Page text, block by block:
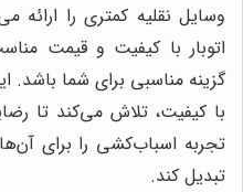
وسایل نقلیه کمتری را ارائه
اتوبار با کیفیت و قیمت
گزینه مناسبی برای شما باشد.
با کیفیت، تلاش می‌کند تا
تجربه اسباب‌کشی را برای
تبدیل کند.